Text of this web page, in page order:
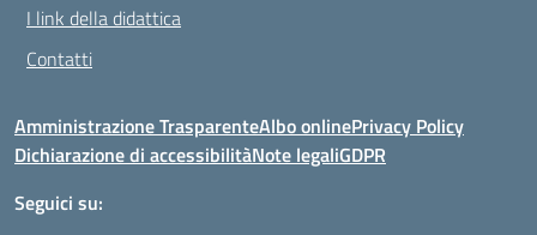
I link della didattica
Contatti
Amministrazione TrasparenteAlbo onlinePrivacy Policy
Dichiarazione di accessibilitàNote legaliGDPR
Seguici su: